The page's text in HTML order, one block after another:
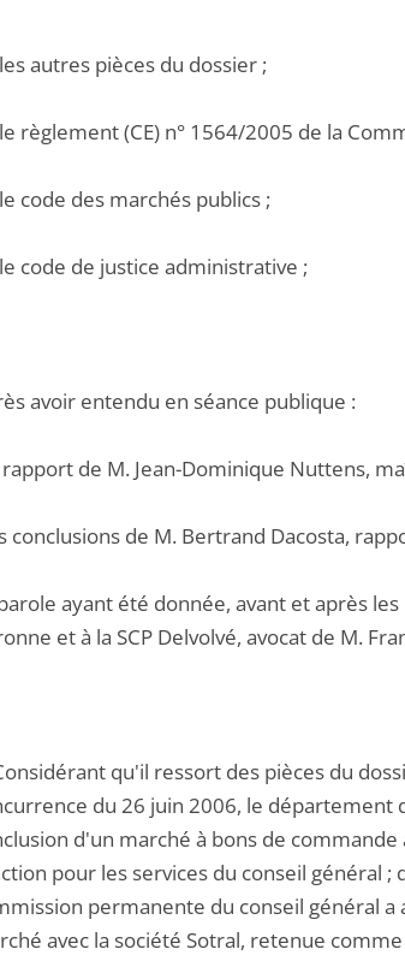
autres pièces du dossier ;
règlement (CE) n° 1564/2005 de la
code des marchés publics ;
code de justice administrative ;
avoir entendu en séance publique :
de M. Jean-Dominique Nuttens,
conclusions de M. Bertrand Dacosta,
ayant été donnée, avant et après
et à la SCP Delvolvé, avocat de M.
qu'il ressort des pièces du
du 26 juin 2006, le département
d'un marché à bons de
pour les services du conseil général
permanente du conseil général
avec la société Sotral, retenue